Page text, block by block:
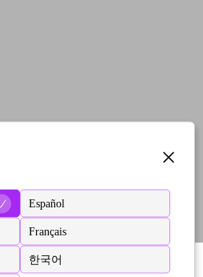
Español
Français
한국어